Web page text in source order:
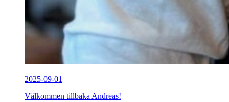
2025-09-01
Välkommen tillbaka Andreas!